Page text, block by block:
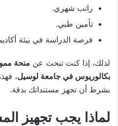
راتب شهري.
تأمين طبي.
فرصة الدراسة في بيئة
لذلك، إذا كنت تبحث عن منحة
بكالوريوس في جامعة لوسيل،
بشرط أن تجهز مستنداتك بدقة.
لماذا يجب تجهيز